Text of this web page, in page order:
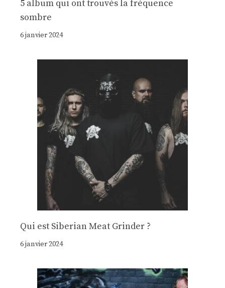
5 album qui ont trouvés la fréquence
sombre
6 janvier 2024
Qui est Siberian Meat Grinder ?
6 janvier 2024